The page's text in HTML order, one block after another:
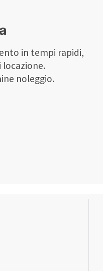
in tempi rapidi,
noleggio.